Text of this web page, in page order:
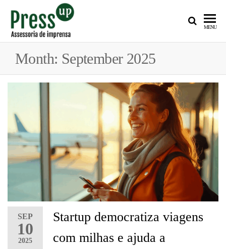
UP
para
Pequenas
Empresas
MENU
Month: September 2025
SEP
10
2025
Startup democratiza viagens
com milhas e ajuda a